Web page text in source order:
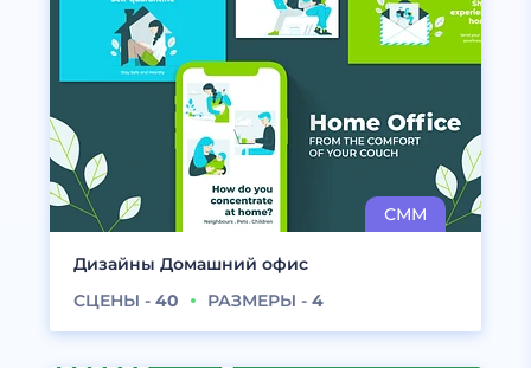
Дизайны Домашний офис
СЦЕНЫ - 40 РАЗМЕРЫ - 4